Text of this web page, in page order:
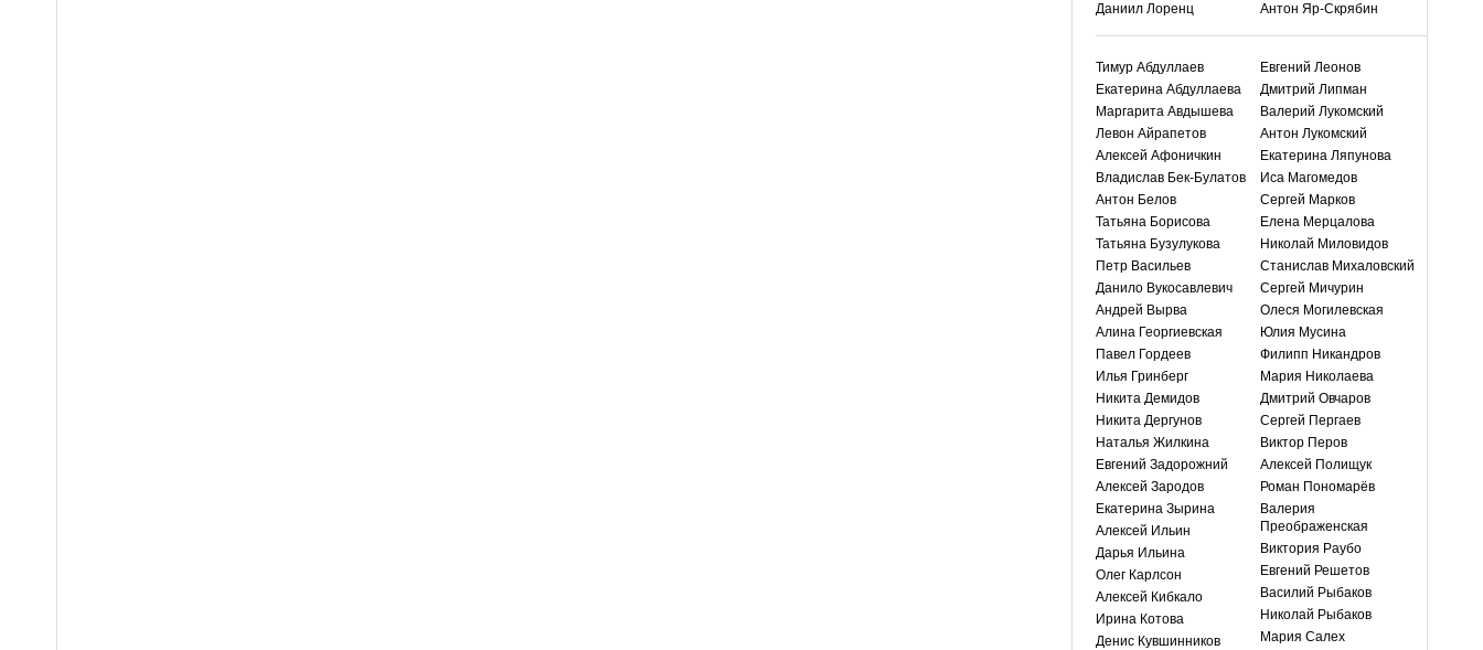
Даниил Лоренц
Антон Яр-Скрябин
Тимур Абдуллаев
Екатерина Абдуллаева
Маргарита Авдышева
Левон Айрапетов
Алексей Афоничкин
Владислав Бек-Булатов
Антон Белов
Татьяна Борисова
Татьяна Бузулукова
Петр Васильев
Данило Вукосавлевич
Андрей Вырва
Алина Георгиевская
Павел Гордеев
Илья Гринберг
Никита Демидов
Никита Дергунов
Наталья Жилкина
Евгений Задорожний
Алексей Зародов
Екатерина Зырина
Алексей Ильин
Дарья Ильина
Олег Карлсон
Алексей Кибкало
Ирина Котова
Денис Кувшинников
Евгений Леонов
Дмитрий Липман
Валерий Лукомский
Антон Лукомский
Екатерина Ляпунова
Иса Магомедов
Сергей Марков
Елена Мерцалова
Николай Миловидов
Станислав Михаловский
Сергей Мичурин
Олеся Могилевская
Юлия Мусина
Филипп Никандров
Мария Николаева
Дмитрий Овчаров
Сергей Пергаев
Виктор Перов
Алексей Полищук
Роман Пономарёв
Валерия
Преображенская
Виктория Раубо
Евгений Решетов
Василий Рыбаков
Николай Рыбаков
Мария Салех